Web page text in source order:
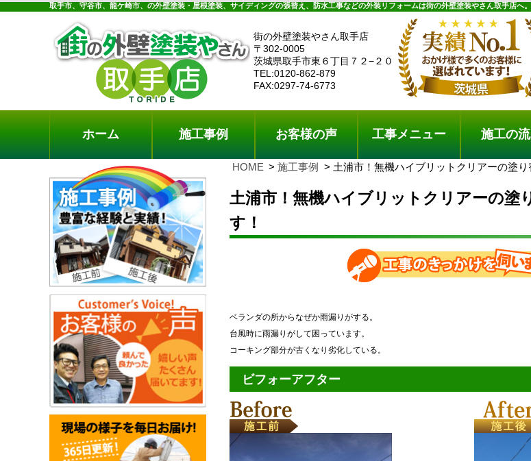
取手市、守谷市、龍ケ崎市、の外壁塗装・屋根塗装、サイディングの張替え、防水工事などの外装リフォームは街の外壁塗装やさん取手店へ。
街の外壁塗装やさん取手店
〒302-0005
茨城県取手市東６丁目７２−２０
TEL:0120-862-879
FAX:0297-74-6773
料金プラン 無料点検
ホーム 施工事例 お客様の声 工事メニュー 施工の
HOME 施工事例 土浦市！無機ハイブリットクリアーの塗り
土浦市！無機ハイブリットクリアーの塗
す！
ベランダの所からなぜか雨漏りがする。
台風時に雨漏りがして困っています。
コーキング部分が古くなり劣化している。
ビフォーアフター